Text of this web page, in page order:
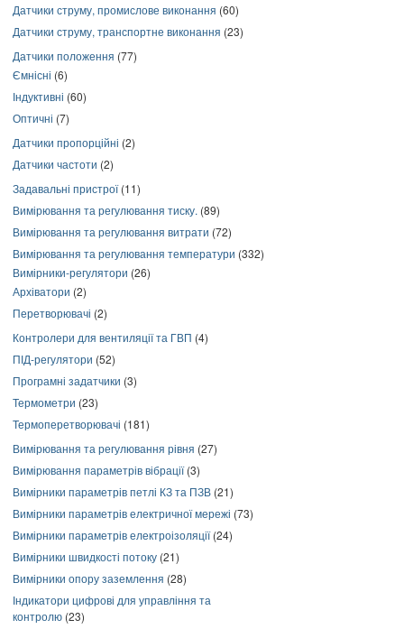
Датчики струму, промислове виконання (60)
Датчики струму, транспортне виконання (23)
Датчики положення (77)
Ємнісні (6)
Індуктивні (60)
Оптичні (7)
Датчики пропорційні (2)
Датчики частоти (2)
Задавальні пристрої(11)
Вимірювання та регулювання тиску. (89)
Вимірювання та регулювання витрати (72)
Вимірювання та регулювання температури (332)
Вимірники-регулятори (26)
Архіватори (2)
Перетворювачі (2)
Контролери для вентиляції та ГВП (4)
ПІД-регулятори (52)
Програмні задатчики (3)
Термометри (23)
Термоперетворювачі (181)
Вимірювання та регулювання рівня (27)
Вимірювання параметрів вібрації(3)
Вимірники параметрів петлі КЗ та ПЗВ (21)
Вимірники параметрів електричної мережі (73)
Вимірники параметрів електроізоляції(24)
Вимірники швидкості потоку (21)
Вимірники опору заземлення (28)
Індикатори цифрові для управління та
контролю (23)